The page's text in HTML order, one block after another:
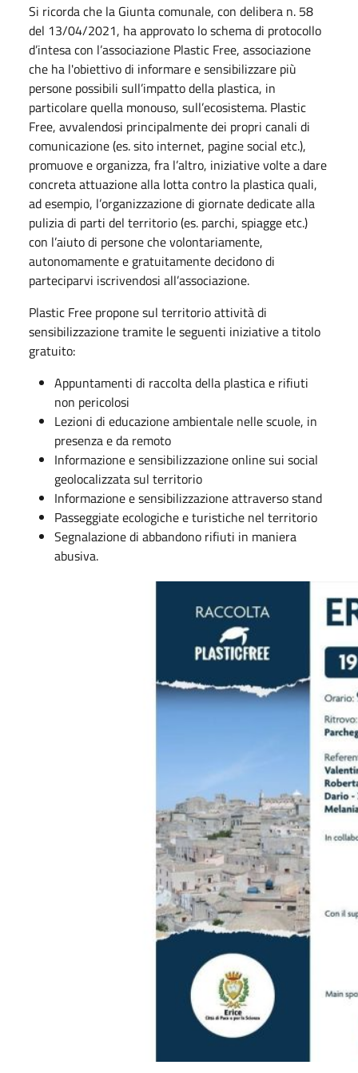
Si ricorda che la Giunta comunale, con delibera n. 58
del 13/04/2021, ha approvato lo schema di protocollo
d’intesa con l’associazione Plastic Free, associazione
che ha l'obiettivo di informare e sensibilizzare più
persone possibili sull’impatto della plastica, in
particolare quella monouso, sull’ecosistema. Plastic
Free, avvalendosi principalmente dei propri canali di
comunicazione (es. sito internet, pagine social etc.),
promuove e organizza, fra l’altro, iniziative volte a dare
concreta attuazione alla lotta contro la plastica quali,
ad esempio, l’organizzazione di giornate dedicate alla
pulizia di parti del territorio (es. parchi, spiagge etc.)
con l’aiuto di persone che volontariamente,
autonomamente e gratuitamente decidono di
parteciparvi iscrivendosi all’associazione.
Plastic Free propone sul territorio attività di
sensibilizzazione tramite le seguenti iniziative a titolo
gratuito:
Appuntamenti di raccolta della plastica e rifiuti
non pericolosi
Lezioni di educazione ambientale nelle scuole, in
presenza e da remoto
Informazione e sensibilizzazione online sui social
geolocalizzata sul territorio
Informazione e sensibilizzazione attraverso stand
Passeggiate ecologiche e turistiche nel territorio
Segnalazione di abbandono rifiuti in maniera
abusiva.